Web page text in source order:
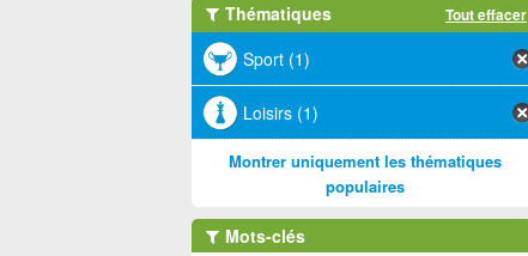
Thématiques Tout effacer
Sport (1)
Loisirs (1)
Montrer uniquement les thématiques
populaires
Mots-clés